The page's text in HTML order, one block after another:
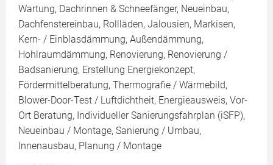
Wartung, Dachrinnen & Schneefänger, Neueinbau,
Dachfenstereinbau, Rollläden, Jalousien, Markisen,
Kern- / Einblasdämmung, Außendämmung,
Hohlraumdämmung, Renovierung, Renovierung /
Badsanierung, Erstellung Energiekonzept,
Fördermittelberatung, Thermografie / Wärmebild,
Blower-Door-Test / Luftdichtheit, Energieausweis, Vor-
Ort Beratung, Individueller Sanierungsfahrplan (iSFP),
Neueinbau / Montage, Sanierung / Umbau,
Innenausbau, Planung / Montage